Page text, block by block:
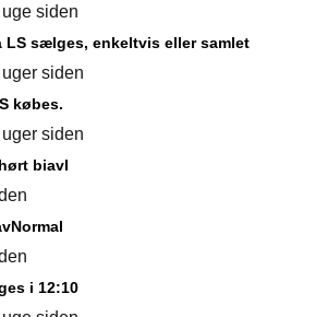
siden
LS sælges, enkeltvis eller samlet
siden
købes.
siden
biavl
i 12:10